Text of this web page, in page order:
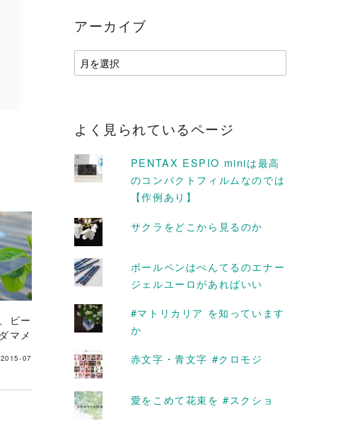
READ MORE
ビールのパートナー #
マメ
2015-07-04
散歩や食べ歩きが楽しくな
アーカイブ
ア
ー
ブ
よく見られているページ
PENTAX ESPIO miniは最高
のコンパクトフィルムなのでは
【作例あり】
サクラをどこから見るのか
ボールペンはぺんてるのエナー
ジェルユーロがあればいい
#マトリカリア を知っています
か
赤文字・青文字 #クロモジ
愛をこめて花束を #スクショ